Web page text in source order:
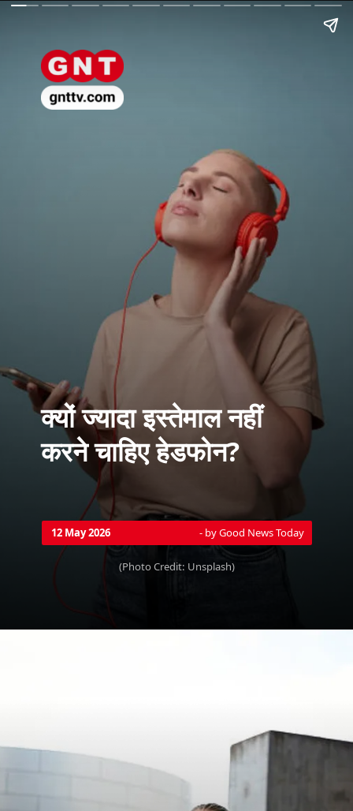
क्यों ज्यादा इस्तेमाल नहीं
करने चाहिए हेडफोन?
12 May 2026 - by Good News Today
(Photo Credit: Unsplash)